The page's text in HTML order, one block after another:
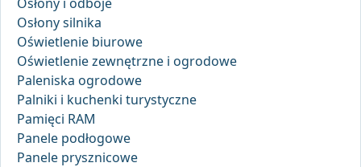
Osłony silnika
Oświetlenie biurowe
Oświetlenie zewnętrzne i ogrodowe
Paleniska ogrodowe
Palniki i kuchenki turystyczne
Pamięci RAM
Panele podłogowe
Panele prysznicowe